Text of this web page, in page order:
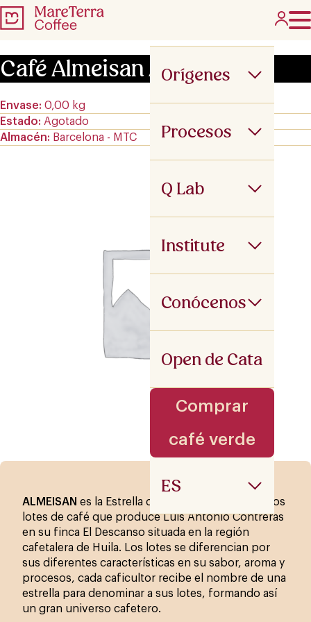
Orígenes
Procesos
Q Lab
Institute
Conócenos
Open de Cata
Comprar
café verde
ES
Café Almeisan AMA
Envase 0,00 kg
Estado
Agotado
Almacén
Barcelona - MTC
ALMEISAN es la Estrella que da nombre a todos los
lotes de café que produce Luís Antonio Contreras
en su finca El Descanso situada en la región
cafetalera de Huila. Los lotes se diferencian por
sus diferentes características en su sabor, aroma y
procesos, cada caficultor recibe el nombre de una
estrella para denominar a sus lotes, formando así
un gran universo cafetero.